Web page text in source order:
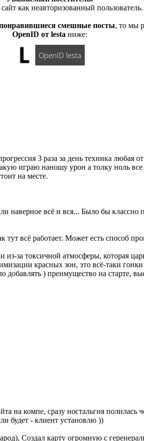
как неавторизованный пользователь.
понравившиеся смешные посты, то мы
OpenID от lesta ниже:
OpenID lesta
3 раза за день техника
играю наношу урон а толку ноль
на месте.
всё и вся... Было бы классно
тут всё работает. Может есть способ
за токсичной атмосферы, которая
красных зон, это всё-таки
добавлять ) преимущество на старте,
компе, сразу ностальгия полилась
будет - клиент установлю ))
Создал карту огромную с